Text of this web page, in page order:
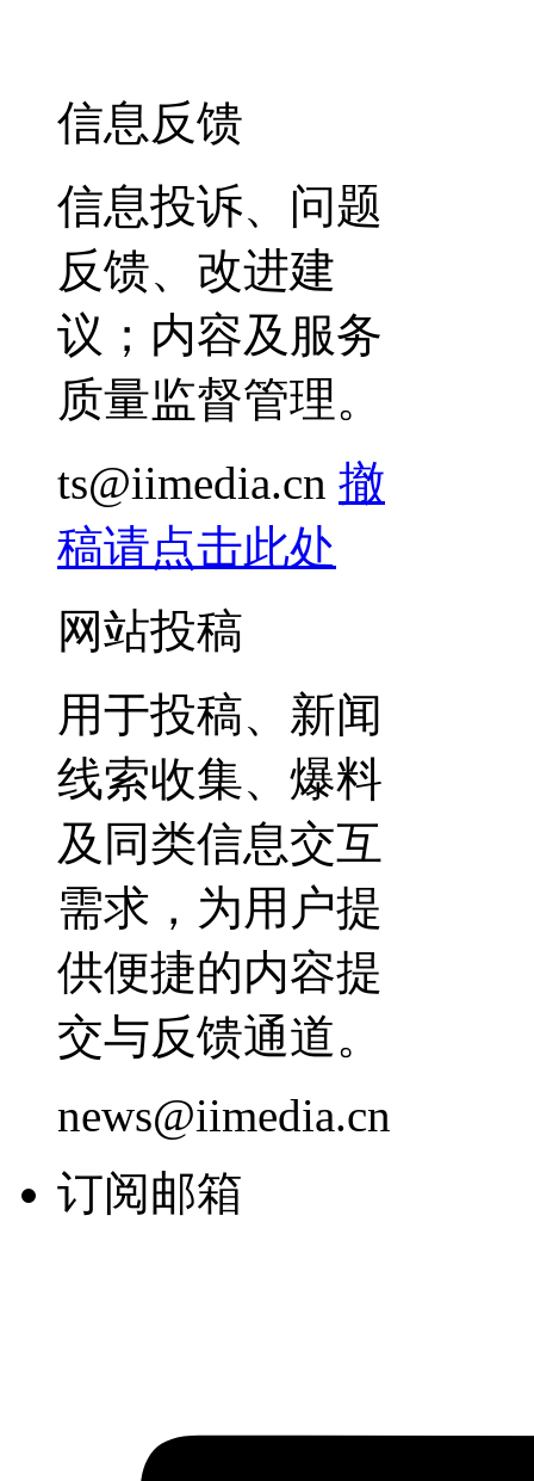
信息反馈
信息投诉、问题
反馈、改进建
议；内容及服务
质量监督管理。
ts@iimedia.cn 撤
稿请点击此处
网站投稿
用于投稿、新闻
线索收集、爆料
及同类信息交互
需求，为用户提
供便捷的内容提
交与反馈通道。
news@iimedia.cn
订阅邮箱